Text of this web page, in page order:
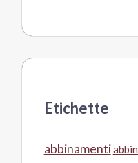
Etichette
abbinamenti